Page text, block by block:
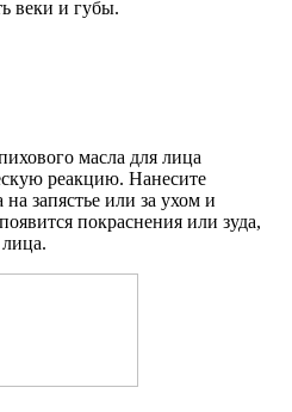
веки и губы.
масла для лица
реакцию. Нанесите
запястье или за ухом и
покраснения или зуда,